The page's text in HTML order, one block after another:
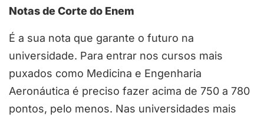
Notas de Corte do Enem
É a sua nota que garante o futuro na
universidade. Para entrar nos cursos mais
puxados como Medicina e Engenharia
Aeronáutica é preciso fazer acima de 750 a 780
pontos, pelo menos. Nas universidades mais